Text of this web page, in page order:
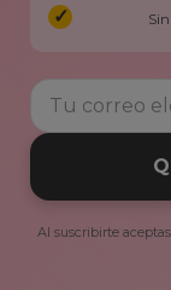
Al suscribirte